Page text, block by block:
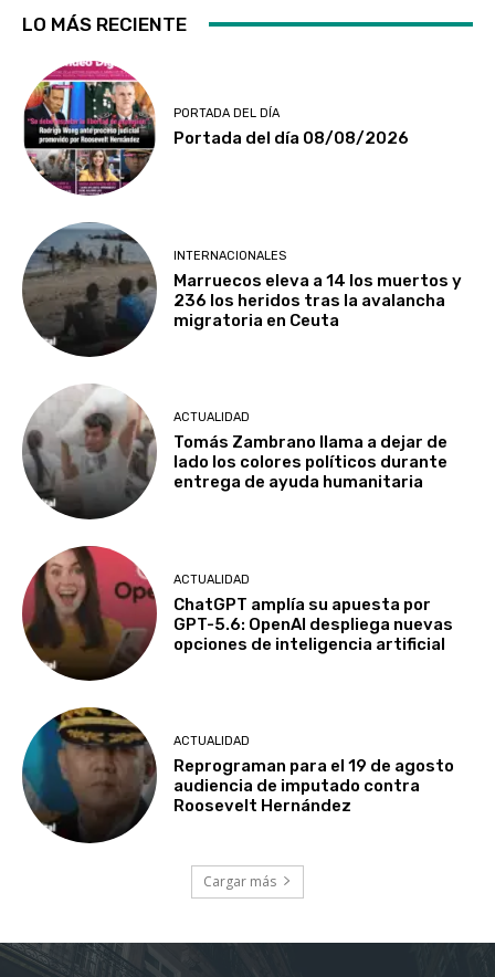
LO MÁS RECIENTE
PORTADA DEL DÍA
Portada del día 08/08/2026
INTERNACIONALES
Marruecos eleva a 14 los muertos y
236 los heridos tras la avalancha
migratoria en Ceuta
ACTUALIDAD
Tomás Zambrano llama a dejar de
lado los colores políticos durante
entrega de ayuda humanitaria
ACTUALIDAD
ChatGPT amplía su apuesta por
GPT-5.6: OpenAI despliega nuevas
opciones de inteligencia artificial
ACTUALIDAD
Reprograman para el 19 de agosto
audiencia de imputado contra
Roosevelt Hernández
Cargar más